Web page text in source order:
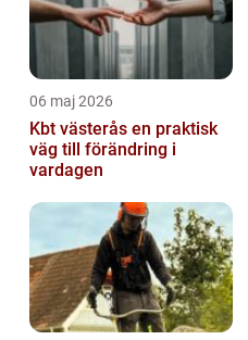
06 maj 2026
Kbt västerås en praktisk
väg till förändring i
vardagen